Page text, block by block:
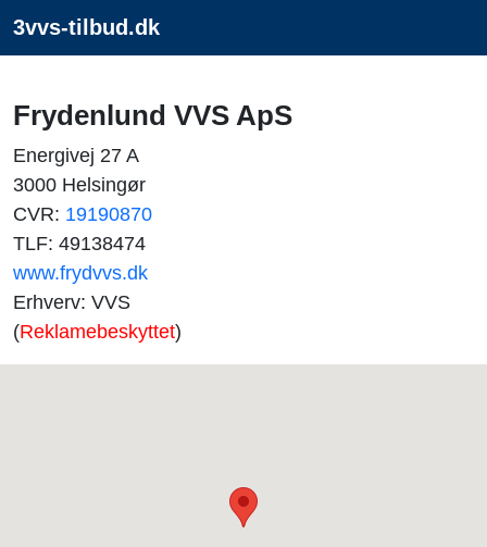
3vvs-tilbud.dk
Frydenlund VVS ApS
Energivej 27 A
3000 Helsingør
CVR: 19190870
TLF: 49138474
www.frydvvs.dk
Erhverv: VVS
(Reklamebeskyttet)